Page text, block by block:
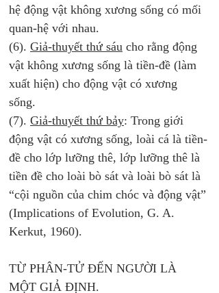
hệ động vật không xương sống có mối
quan-hệ với nhau.
(6). Giả-thuyết thứ sáu cho rằng động
vật không xương sống là tiền-đề (làm
xuất hiện) cho động vật có xương
sống.
(7). Giả-thuyết thứ bảy: Trong giới
động vật có xương sống, loài cá là tiền-
đề cho lớp lưỡng thê, lớp lưỡng thê là
tiền đề cho loài bò sát và loài bò sát là
“cội nguồn của chim chóc và động vật”
(Implications of Evolution, G. A.
Kerkut, 1960).
TỪ PHÂN-TỬ ĐẾN NGƯỜI LÀ
MỘT GIẢ ĐỊNH.